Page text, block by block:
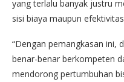
yang terlalu banyak justru
sisi biaya maupun
“Dengan pemangkasan ini,
benar-benar berkompeten
mendorong pertumbuhan